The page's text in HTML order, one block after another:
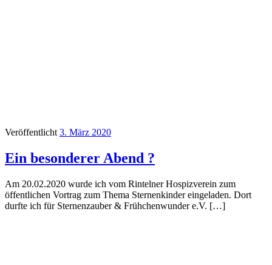
Veröffentlicht3. März 2020
Ein besonderer Abend ?
Am 20.02.2020 wurde ich vom Rintelner Hospizverein zum
öffentlichen Vortrag zum Thema Sternenkinder eingeladen. Dort
durfte ich für Sternenzauber & Frühchenwunder e.V. […]